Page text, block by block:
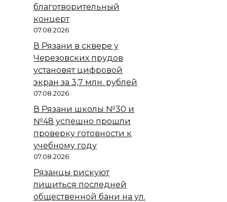
благотворительный
концерт
07.08.2026
В Рязани в сквере у
Черезовских прудов
установят цифровой
экран за 3,7 млн. рублей
07.08.2026
В Рязани школы №30 и
№48 успешно прошли
проверку готовности к
учебному году
07.08.2026
Рязанцы рискуют
лишиться последней
общественной бани на ул.